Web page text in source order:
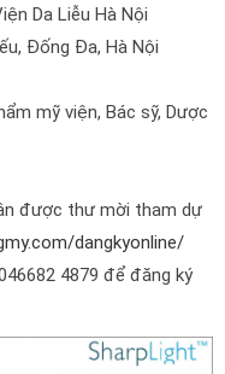
Da Liễu Hà Nội
Đống Đa, Hà Nội
mỹ viện, Bác sỹ, Dược
được thư mời tham dự
dangkyonline/
4879 để đăng ký